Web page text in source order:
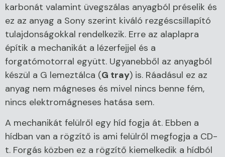
karbonát valamint üvegszálas anyagból préselik és
ez az anyag a Sony szerint kiváló rezgéscsillapító
tulajdonságokkal rendelkezik. Erre az alaplapra
építik a mechanikát a lézerfejjel és a
forgatómotorral együtt. Ugyanebből az anyagból
készül a G lemeztálca (G tray) is. Ráadásul ez az
anyag nem mágneses és mivel nincs benne fém,
nincs elektromágneses hatása sem.
A mechanikát felülről egy híd fogja át. Ebben a
hídban van a rögzítő is ami felülről megfogja a CD-
t. Forgás közben ez a rögzítő kiemelkedik a hídból